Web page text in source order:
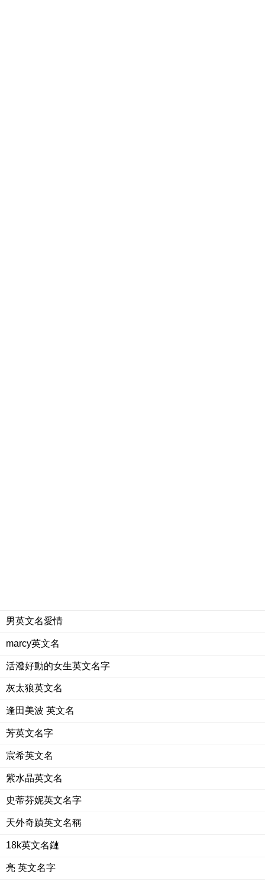
男英文名愛情
marcy英文名
活潑好動的女生英文名字
灰太狼英文名
逢田美波 英文名
芳英文名字
宸希英文名
紫水晶英文名
史蒂芬妮英文名字
天外奇蹟英文名稱
18k英文名鏈
亮 英文名字